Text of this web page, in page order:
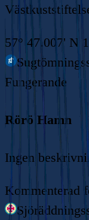
57° 47.007' N
Fungerande
Rörö Hamn
Ingen
Kommenterad